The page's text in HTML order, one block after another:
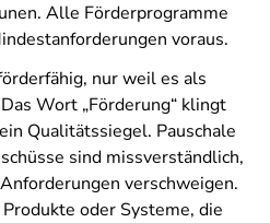
Alle Förderprogramme
voraus.
nur weil es als
Wort „Förderung“ klingt
Qualitätssiegel. Pauschale
sind missverständlich,
verschweigen.
oder Systeme, die